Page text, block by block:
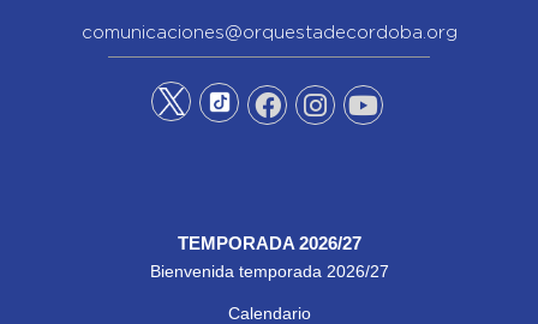
comunicaciones@orquestadecordoba.org
TEMPORADA 2026/27
Bienvenida temporada 2026/27
Calendario